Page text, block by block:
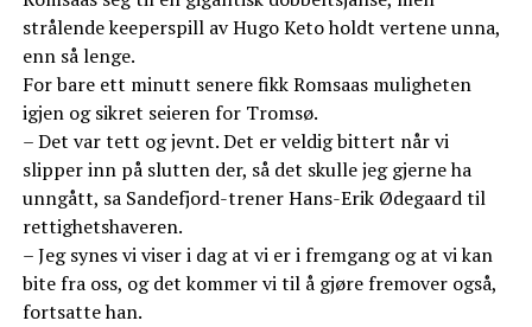
strålende keeperspill av Hugo Keto holdt vertene unna,
enn så lenge.
For bare ett minutt senere fikk Romsaas muligheten
igjen og sikret seieren for Tromsø.
– Det var tett og jevnt. Det er veldig bittert når vi
slipper inn på slutten der, så det skulle jeg gjerne ha
unngått, sa Sandefjord-trener Hans-Erik Ødegaard til
rettighetshaveren.
– Jeg synes vi viser i dag at vi er i fremgang og at vi kan
bite fra oss, og det kommer vi til å gjøre fremover også,
fortsatte han.